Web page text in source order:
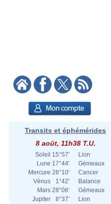
Transits et éphémérides
8 août, 11h38 T.U.
Soleil 15°57'
Lion
Lune 17°44'
Gémeaux
Mercure 28°10'
Cancer
Vénus
1°42'
Balance
Mars 28°06'
Gémeaux
Jupiter
8°37'
Lion